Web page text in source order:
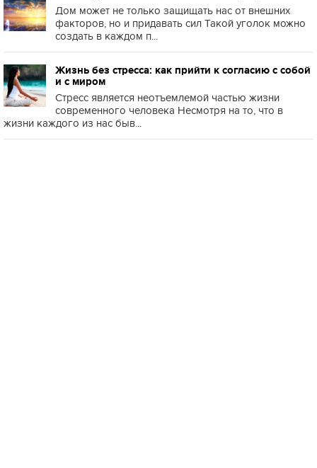
Дом может не только защищать нас от внешних
факторов, но и придавать сил Такой уголок можно
создать в каждом п...
Жизнь без стресса: как прийти к согласию с собой
и с миром
Стресс является неотъемлемой частью жизни
современного человека Несмотря на то, что в
жизни каждого из нас быв...